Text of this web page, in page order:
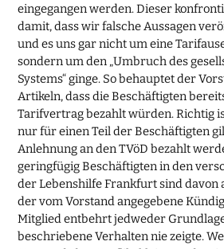
eingegangen werden. Dieser
damit, dass wir falsche Aussagen
und es uns gar nicht um eine
sondern um den „Umbruch des
Systems“ ginge. So behauptet der
Artikeln, dass die Beschäftigten
Tarifvertrag bezahlt würden. Richtig
nur für einen Teil der Beschäftigten
Anlehnung an den TVöD bezahlt
geringfügig Beschäftigten in den
der Lebenshilfe Frankfurt sind davon
der vom Vorstand angegebene
Mitglied entbehrt jedweder
beschriebene Verhalten nie zeigte.